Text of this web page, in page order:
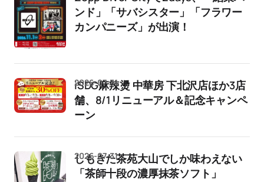
ンド」「サバシスター」「フラワー
カンパニーズ」が出演！
iSDG麻辣燙 中華房 下北沢店ほか3店
舗、8/1リニューアル＆記念キャンペ
ーン
2026-07-31
しもきた茶苑大山でしか味わえない
「茶師十段の濃厚抹茶ソフト」
2026-07-31